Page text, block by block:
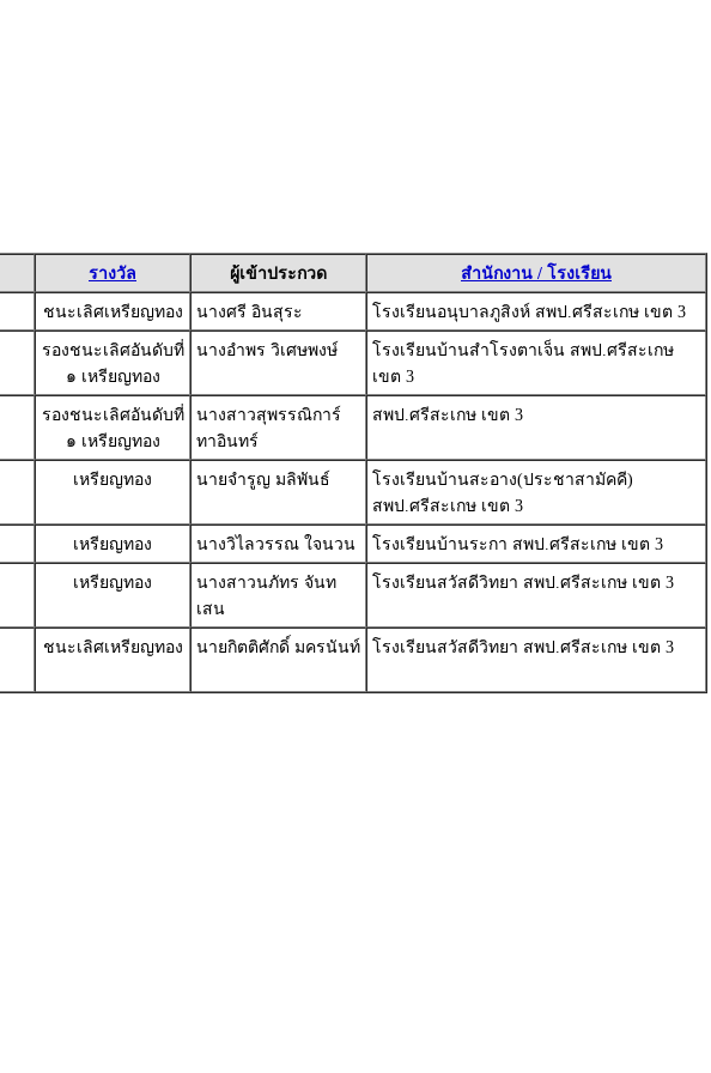
รางวัล ผู้เข้าประกวด
สำนักงาน / โรงเรียน
ชนะเลิศเหรียญทอง นางศรี อินสุระ
โรงเรียนอนุบาลภูสิงห์ สพป.ศรีสะเกษ เขต 3
รองชนะเลิศอันดับที่
๑ เหรียญทอง
นางอำพร วิเศษพงษ์
โรงเรียนบ้านสำโรงตาเจ็น สพป.ศรีสะเกษ
เขต 3
รองชนะเลิศอันดับที่
๑ เหรียญทอง
นางสาวสุพรรณิการ์
ทาอินทร์
สพป.ศรีสะเกษ เขต 3
เหรียญทอง นายจำรูญ มลิพันธ์
โรงเรียนบ้านสะอาง(ประชาสามัคคี)
สพป.ศรีสะเกษ เขต 3
เหรียญทอง นางวิไลวรรณ ใจนวน
โรงเรียนบ้านระกา สพป.ศรีสะเกษ เขต 3
เหรียญทอง
นางสาวนภัทร จันท
เสน
โรงเรียนสวัสดีวิทยา สพป.ศรีสะเกษ เขต 3
ชนะเลิศเหรียญทอง นายกิตติศักดิ์ มครนันท์ โรงเรียนสวัสดีวิทยา สพป.ศรีสะเกษ เขต 3